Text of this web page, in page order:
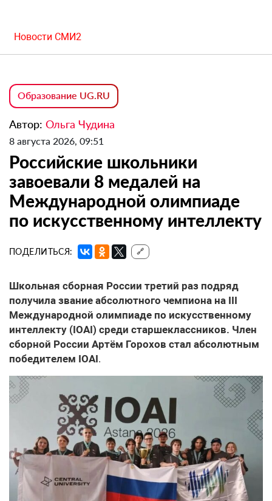
Новости СМИ2
Образование UG.RU
Автор: Ольга Чудина
8 августа 2026, 09:51
Российские школьники
завоевали 8 медалей на
Международной олимпиаде
по искусственному интеллекту
ПОДЕЛИТЬСЯ: 🔗
Школьная сборная России третий раз подряд
получила звание абсолютного чемпиона на III
Международной олимпиаде по искусственному
интеллекту (IOAI) среди старшеклассников. Член
сборной России Артём Горохов стал абсолютным
победителем IOAI.